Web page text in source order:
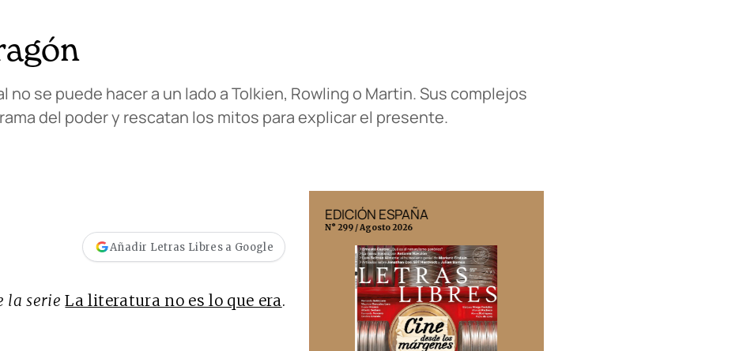
no se puede hacer a un lado a Tolkien, Rowling o Martin. Sus complejos
del poder y rescatan los mitos para explicar el presente.
Añadir Letras Libres a Google
la serieLa literatura no es lo que era.
EDICIÓN ESPAÑA
N° 299 / Agosto 2026